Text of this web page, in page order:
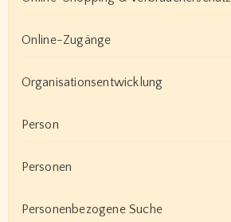
Online-Zugänge
Organisationsentwicklung
Person
Personen
Personenbezogene Suche